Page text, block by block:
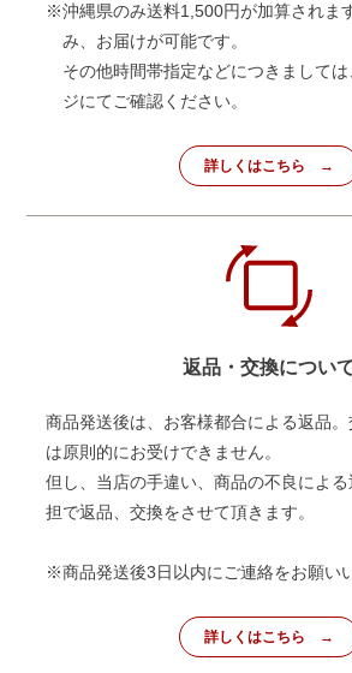
※沖縄県のみ送料1,500円が加算されま
み、お届けが可能です。
その他時間帯指定などにつきまして
ジにてご確認ください。
詳しくはこちら
返品・交換につい
商品発送後は、お客様都合による返品
は原則的にお受けできません。
但し、当店の手違い、商品の不良によ
担で返品、交換をさせて頂きます。
※商品発送後3日以内にご連絡をお願い
詳しくはこちら